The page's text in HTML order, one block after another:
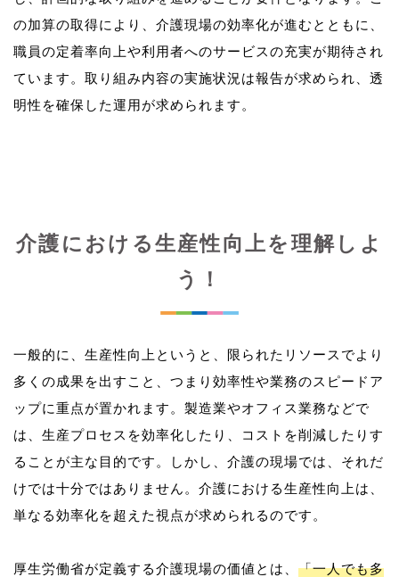
の加算の取得により、介護現場の効率化が進むとともに、
職員の定着率向上や利用者へのサービスの充実が期待され
ています。取り組み内容の実施状況は報告が求められ、透
介護における生産性向上を理解しよ
う！
一般的に、生産性向上というと、限られたリソースでより
多くの成果を出すこと、つまり効率性や業務のスピードア
ップに重点が置かれます。製造業やオフィス業務などで
は、生産プロセスを効率化したり、コストを削減したりす
ることが主な目的です。しかし、介護の現場では、それだ
けでは十分ではありません。介護における生産性向上は、
単なる効率化を超えた視点が求められるのです。
厚生労働省が定義する介護現場の価値とは、 「一人でも多